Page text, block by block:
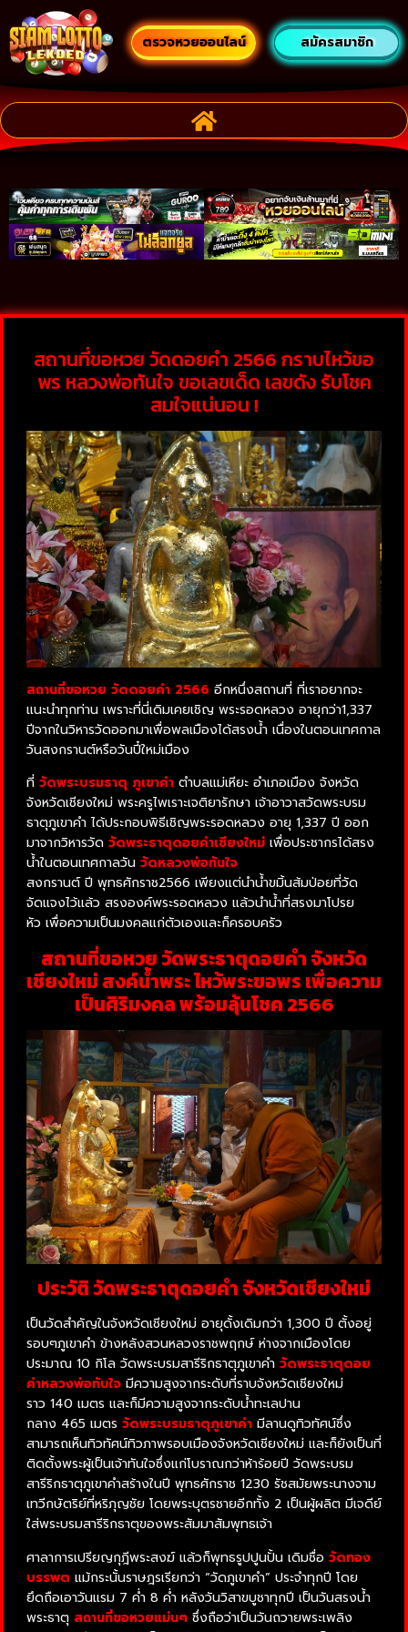
ตรวจหวยออนไลน์ สมัครสมาชิก
สถานที่ขอหวย วัดดอยคำ 2566 กราบไหว้ขอ
พร หลวงพ่อทันใจ ขอเลขเด็ด เลขดัง รับโชค
สมใจแน่นอน !
สถานที่ขอหวย วัดดอยคำ 2566 อีกหนึ่งสถานที่ ที่เราอยากจะ
แนะนำทุกท่าน เพราะที่นี่เดิมเคยเชิญ พระรอดหลวง อายุกว่า1,337
ปีจากในวิหารวัดออกมาเพื่อพลเมืองได้สรงน้ำ เนื่องในตอนเทศกาล
วันสงกรานต์หรือวันปี๋ใหม่เมือง
ที่ วัดพระบรมธาตุ ภูเขาคำ ตำบลแม่เหียะ อำเภอเมือง จังหวัด
จังหวัดเชียงใหม่ พระครูไพเราะเจติยารักษา เจ้าอาวาสวัดพระบรม
ธาตุภูเขาคำ ได้ประกอบพิธีเชิญพระรอดหลวง อายุ 1,337 ปี ออก
มาจากวิหารวัด วัดพระธาตุดอยคำเชียงใหม่ เพื่อประชากรได้สรง
น้ำในตอนเทศกาลวัน วัดหลวงพ่อทันใจ
สงกรานต์ ปี พุทธศักราช2566 เพียงแต่นำน้ำขมิ้นส้มป่อยที่วัด
จัดแจงไว้แล้ว สรงองค์พระรอดหลวง แล้วนำน้ำที่สรงมาโปรย
หัว เพื่อความเป็นมงคลแก่ตัวเองและก็ครอบครัว
สถานที่ขอหวย วัดพระธาตุดอยคำ จังหวัด
เชียงใหม่ สงค์น้ำพระ ไหว้พระขอพร เพื่อความ
เป็นศิริมงคล พร้อมลุ้นโชค 2566
ประวัติ วัดพระธาตุดอยคำ จังหวัดเชียงใหม่
เป็นวัดสำคัญในจังหวัดเชียงใหม่ อายุดั้งเดิมกว่า 1,300 ปี ตั้งอยู่
รอบๆภูเขาคำ ข้างหลังสวนหลวงราชพฤกษ์ ห่างจากเมืองโดย
ประมาณ 10 กิโล วัดพระบรมสารีริกธาตุภูเขาคำ วัดพระธาตุดอย
คำหลวงพ่อทันใจ มีความสูงจากระดับที่ราบจังหวัดเชียงใหม่
ราว 140 เมตร และก็มีความสูงจากระดับน้ำทะเลปาน
กลาง 465 เมตร วัดพระบรมธาตุภูเขาคำ มีลานดูทิวทัศน์ซึ่ง
สามารถเห็นทิวทัศน์ทิวภาพรอบเมืองจังหวัดเชียงใหม่ และก็ยังเป็นที่
ติดตั้งพระผู้เป็นเจ้าทันใจซึ่งแก่โบราณกว่าห้าร้อยปี วัดพระบรม
สารีริกธาตุภูเขาคำสร้างในปี พุทธศักราช 1230 รัชสมัยพระนางจาม
เทวีกษัตริย์ที่หริภุญชัย โดยพระบุตรชายอีกทั้ง 2 เป็นผู้ผลิต มีเจดีย์
ใส่พระบรมสารีริกธาตุของพระสัมมาสัมพุทธเจ้า
ศาลาการเปรียญกุฎีพระสงฆ์ แล้วก็พุทธรูปปูนปั้น เดิมชื่อ วัดทอง
บรรพต แม้กระนั้นราษฎรเรียกว่า “วัดภูเขาคำ” ประจำทุกปี โดย
ยึดถือเอาวันแรม 7 ค่ำ 8 ค่ำ หลังวันวิสาขบูชาทุกปี เป็นวันสรงน้ำ
พระธาตุ สถานที่ขอหวยแม่นๆ ซึ่งถือว่าเป็นวันถวายพระเพลิง